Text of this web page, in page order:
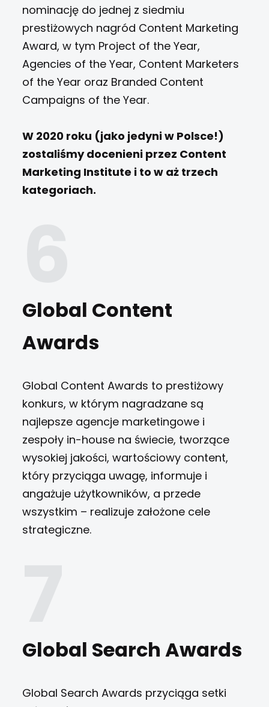
nominację do jednej z siedmiu
prestiżowych nagród Content Marketing
Award, w tym Project of the Year,
Agencies of the Year, Content Marketers
of the Year oraz Branded Content
Campaigns of the Year.
W 2020 roku (jako jedyni w Polsce!)
zostaliśmy docenieni przez Content
Marketing Institute i to w aż trzech
kategoriach.
Global Content
Awards
Global Content Awards to prestiżowy
konkurs, w którym nagradzane są
najlepsze agencje marketingowe i
zespoły in-house na świecie, tworzące
wysokiej jakości, wartościowy content,
który przyciąga uwagę, informuje i
angażuje użytkowników, a przede
wszystkim – realizuje założone cele
strategiczne.
Global Search Awards
Global Search Awards przyciąga setki